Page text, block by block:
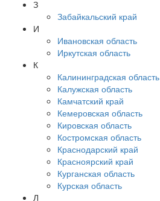
З
Забайкальский край
И
Ивановская область
Иркутская область
К
Калининградская область
Калужская область
Камчатский край
Кемеровская область
Кировская область
Костромская область
Краснодарский край
Красноярский край
Курганская область
Курская область
Л